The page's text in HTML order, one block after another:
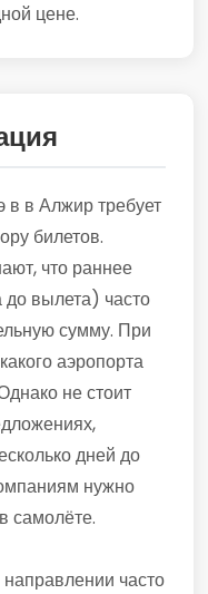
цене.
в в Алжир требует
билетов.
что раннее
вылета) часто
сумму. При
аэропорта
не стоит
дней до
нужно
самолёте.
часто